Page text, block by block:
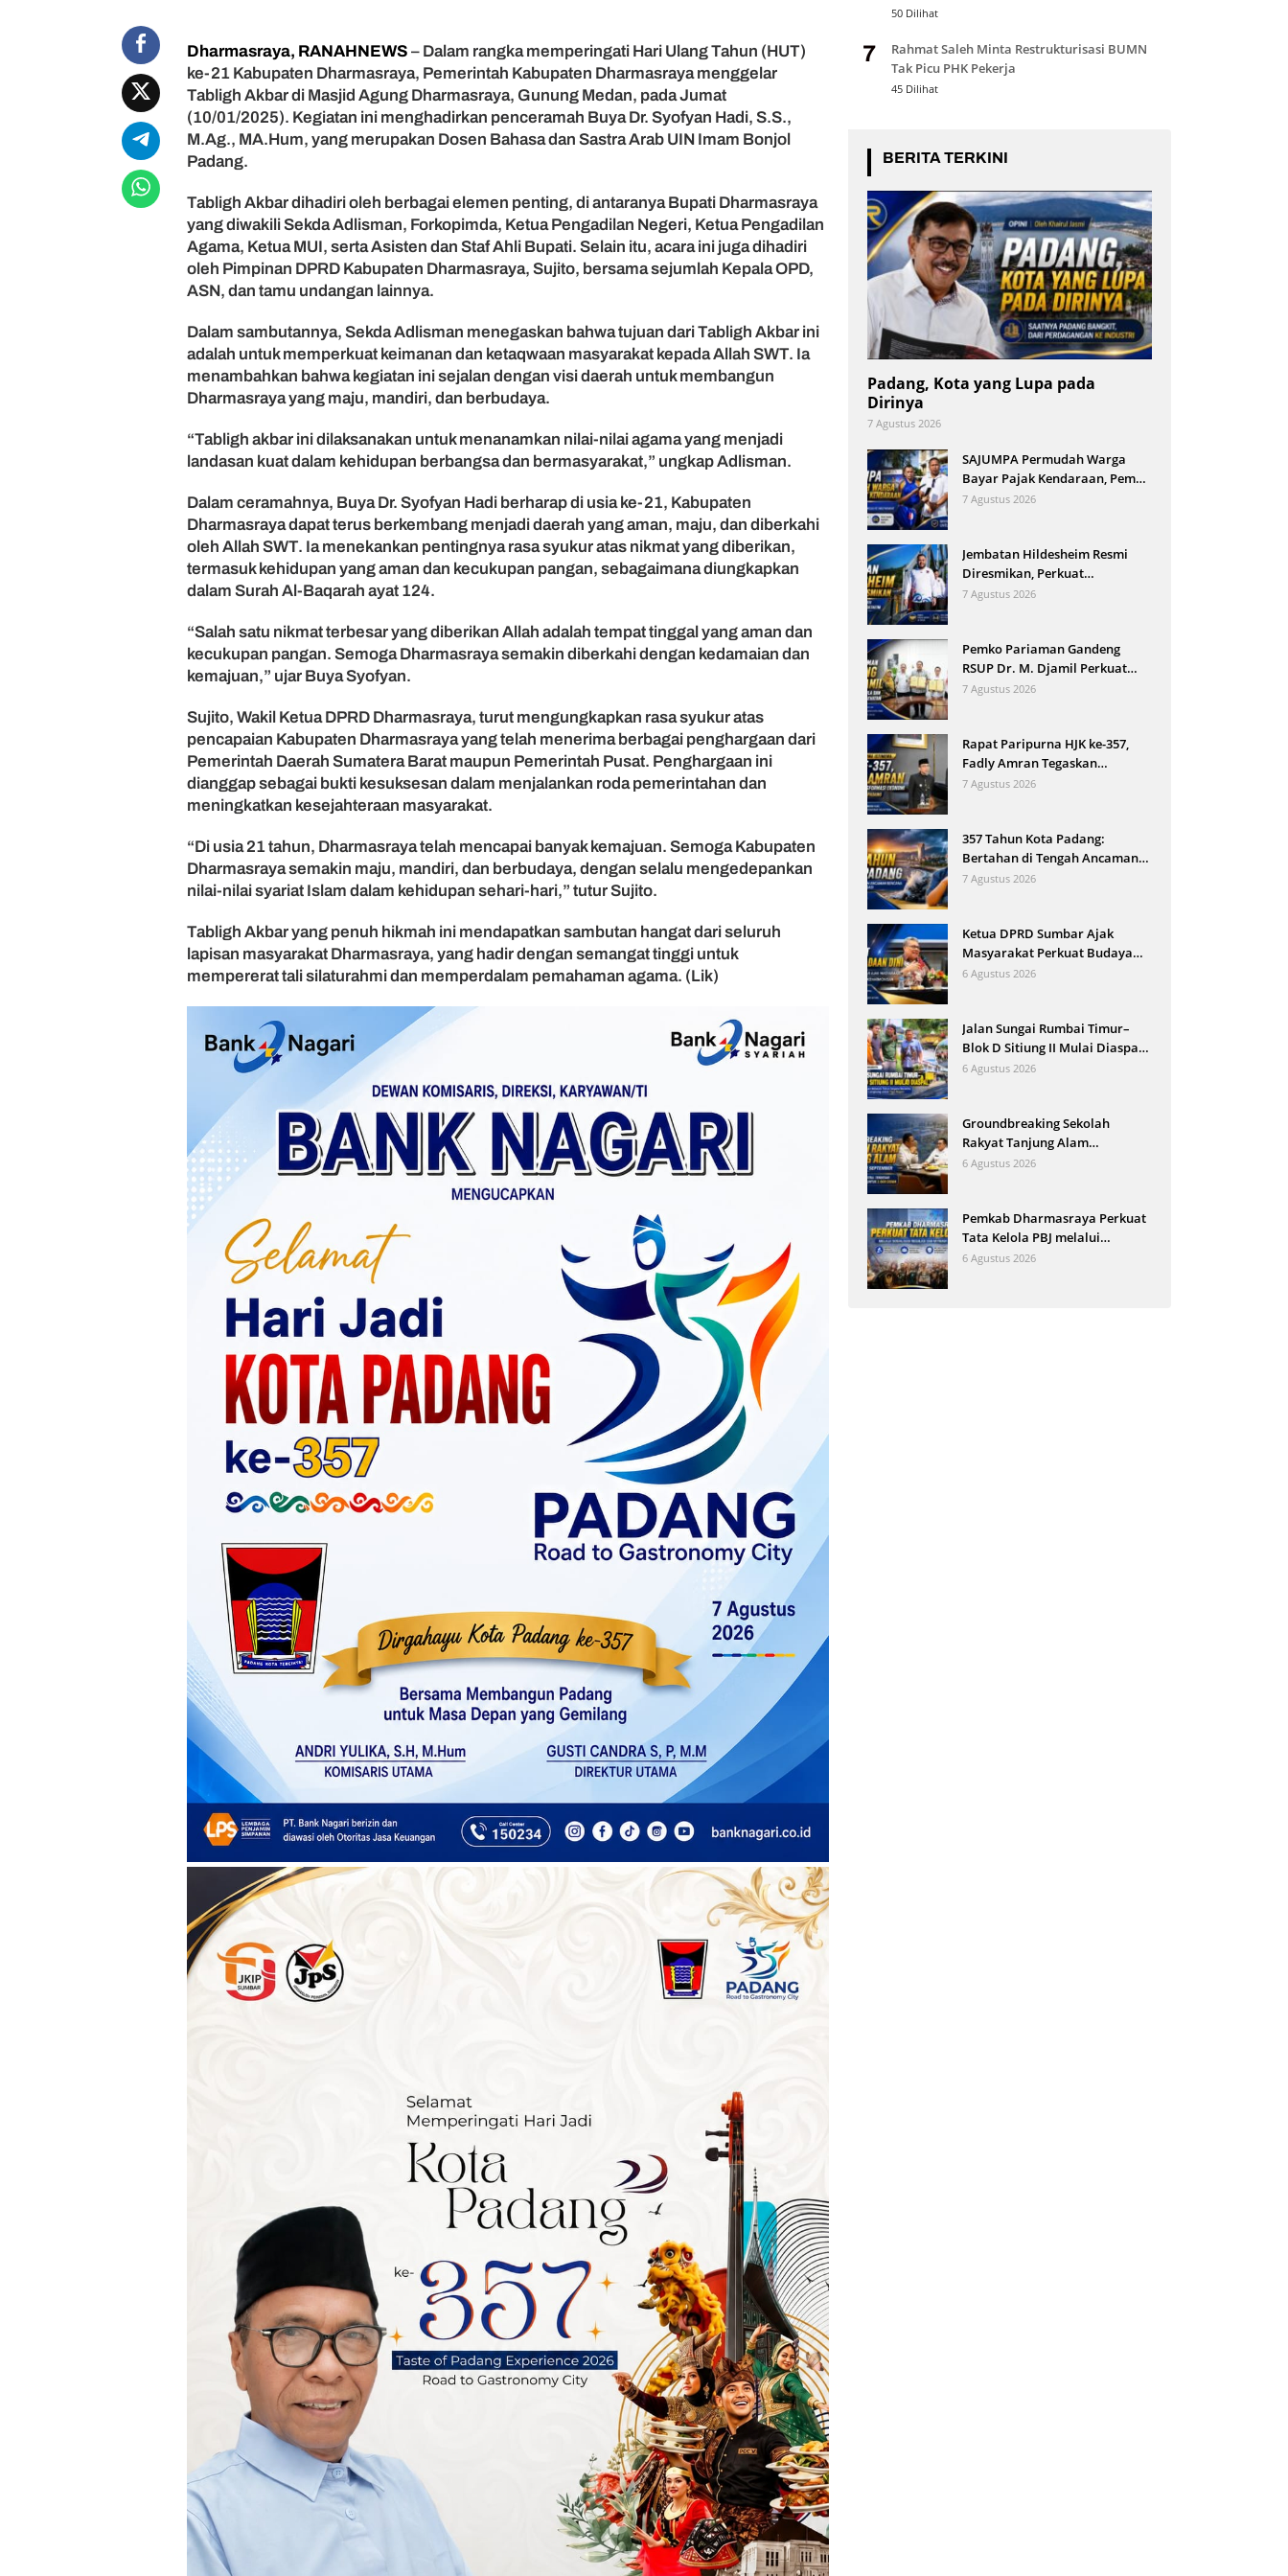
r
i
T
a
l
h
A
k
b
a
R
a
y
a
a
n
a
2
1
T
h
Dharmasraya, RANAHNEWS – Dalam rangka memperingati Hari Ulang Tahun (HUT)
ke-21 Kabupaten Dharmasraya, Pemerintah Kabupaten Dharmasraya menggelar
Tabligh Akbar di Masjid Agung Dharmasraya, Gunung Medan, pada Jumat
(10/01/2025). Kegiatan ini menghadirkan penceramah Buya Dr. Syofyan Hadi, S.S.,
M.Ag., MA.Hum, yang merupakan Dosen Bahasa dan Sastra Arab UIN Imam Bonjol
Padang.
Tabligh Akbar dihadiri oleh berbagai elemen penting, di antaranya Bupati Dharmasraya
yang diwakili Sekda Adlisman, Forkopimda, Ketua Pengadilan Negeri, Ketua Pengadilan
Agama, Ketua MUI, serta Asisten dan Staf Ahli Bupati. Selain itu, acara ini juga dihadiri
oleh Pimpinan DPRD Kabupaten Dharmasraya, Sujito, bersama sejumlah Kepala OPD,
ASN, dan tamu undangan lainnya.
Dalam sambutannya, Sekda Adlisman menegaskan bahwa tujuan dari Tabligh Akbar ini
adalah untuk memperkuat keimanan dan ketaqwaan masyarakat kepada Allah SWT. Ia
menambahkan bahwa kegiatan ini sejalan dengan visi daerah untuk membangun
Dharmasraya yang maju, mandiri, dan berbudaya.
“Tabligh akbar ini dilaksanakan untuk menanamkan nilai-nilai agama yang menjadi
landasan kuat dalam kehidupan berbangsa dan bermasyarakat,” ungkap Adlisman.
Dalam ceramahnya, Buya Dr. Syofyan Hadi berharap di usia ke-21, Kabupaten
Dharmasraya dapat terus berkembang menjadi daerah yang aman, maju, dan diberkahi
oleh Allah SWT. Ia menekankan pentingnya rasa syukur atas nikmat yang diberikan,
termasuk kehidupan yang aman dan kecukupan pangan, sebagaimana diungkapkan
dalam Surah Al-Baqarah ayat 124.
“Salah satu nikmat terbesar yang diberikan Allah adalah tempat tinggal yang aman dan
kecukupan pangan. Semoga Dharmasraya semakin diberkahi dengan kedamaian dan
kemajuan,” ujar Buya Syofyan.
Sujito, Wakil Ketua DPRD Dharmasraya, turut mengungkapkan rasa syukur atas
pencapaian Kabupaten Dharmasraya yang telah menerima berbagai penghargaan dari
Pemerintah Daerah Sumatera Barat maupun Pemerintah Pusat. Penghargaan ini
dianggap sebagai bukti kesuksesan dalam menjalankan roda pemerintahan dan
meningkatkan kesejahteraan masyarakat.
“Di usia 21 tahun, Dharmasraya telah mencapai banyak kemajuan. Semoga Kabupaten
Dharmasraya semakin maju, mandiri, dan berbudaya, dengan selalu mengedepankan
nilai-nilai syariat Islam dalam kehidupan sehari-hari,” tutur Sujito.
Tabligh Akbar yang penuh hikmah ini mendapatkan sambutan hangat dari seluruh
lapisan masyarakat Dharmasraya, yang hadir dengan semangat tinggi untuk
mempererat tali silaturahmi dan memperdalam pemahaman agama. (Lik)
50 Dilihat
7
Rahmat Saleh Minta Restrukturisasi BUMN
Tak Picu PHK Pekerja
45 Dilihat
BERITA TERKINI
Padang, Kota yang Lupa pada
Dirinya
7 Agustus 2026
SAJUMPA Permudah Warga
Bayar Pajak Kendaraan, Pemko
Pariaman Jemput Bola
7 Agustus 2026
Jembatan Hildesheim Resmi
Diresmikan, Perkuat
Persahabatan Padang dan Kota
7 Agustus 2026
Pemko Pariaman Gandeng
RSUP Dr. M. Djamil Perkuat
Tata Kelola dan Mutu Layanan
7 Agustus 2026
Rapat Paripurna HJK ke-357,
Fadly Amran Tegaskan
Transformasi Ekonomi Jadi
7 Agustus 2026
357 Tahun Kota Padang:
Bertahan di Tengah Ancaman
Bencana dan Arus Modernisasi
7 Agustus 2026
Ketua DPRD Sumbar Ajak
Masyarakat Perkuat Budaya
Kewaspadaan Dini demi
6 Agustus 2026
Jalan Sungai Rumbai Timur–
Blok D Sitiung II Mulai Diaspal,
Kerusakan Belasan Tahun
6 Agustus 2026
Groundbreaking Sekolah
Rakyat Tanjung Alam
Ditargetkan September, Bupati
6 Agustus 2026
Pemkab Dharmasraya Perkuat
Tata Kelola PBJ melalui
Sosialisasi Regulasi dan
6 Agustus 2026